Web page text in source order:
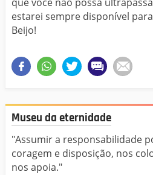
estarei sempre disponível
Beijo!
Museu da eternidade
"Assumir a responsabilidade
coragem e disposição, nos
nos apoia."